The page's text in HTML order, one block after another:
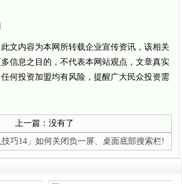
此文内容为本网所转载企业宣传资讯，该相关
信息之目的，不代表本网站观点，文章真实
何投资加盟均有风险，提醒广大民众投资需
上一篇：没有了
技巧14」如何关闭负一屏、桌面底部搜索栏!